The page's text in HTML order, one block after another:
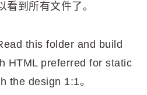
看到所有文件了。
this folder and build
HTML preferred for static
the design 1:1。